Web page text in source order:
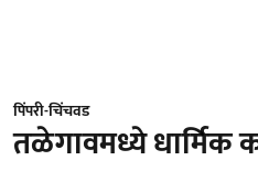
पिंपरी-चिंचवड
तळेगावमध्ये धार्मिक